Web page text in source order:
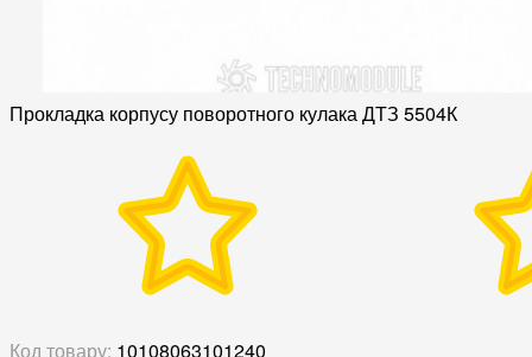
Прокладка корпусу поворотного кулака ДТЗ 5504К
Код товару: 10108063101240